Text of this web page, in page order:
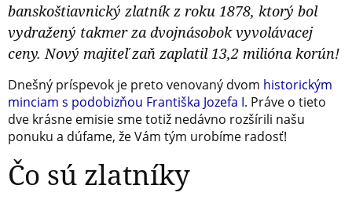
banskoštiavnický zlatník z roku 1878, ktorý bol
vydražený takmer za dvojnásobok vyvolávacej
ceny. Nový majiteľ zaň zaplatil 13,2 milióna korún!
Dnešný príspevok je preto venovaný dvom historickým
minciam s podobizňou Františka Jozefa I. Práve o tieto
dve krásne emisie sme totiž nedávno rozšírili našu
ponuku a dúfame, že Vám tým urobíme radosť!
Čo sú zlatníky